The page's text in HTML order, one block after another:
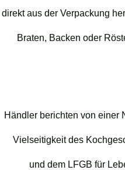
direkt aus der Verpackung
Braten, Backen oder
Händler berichten von einer
Vielseitigkeit des
und dem LFGB für